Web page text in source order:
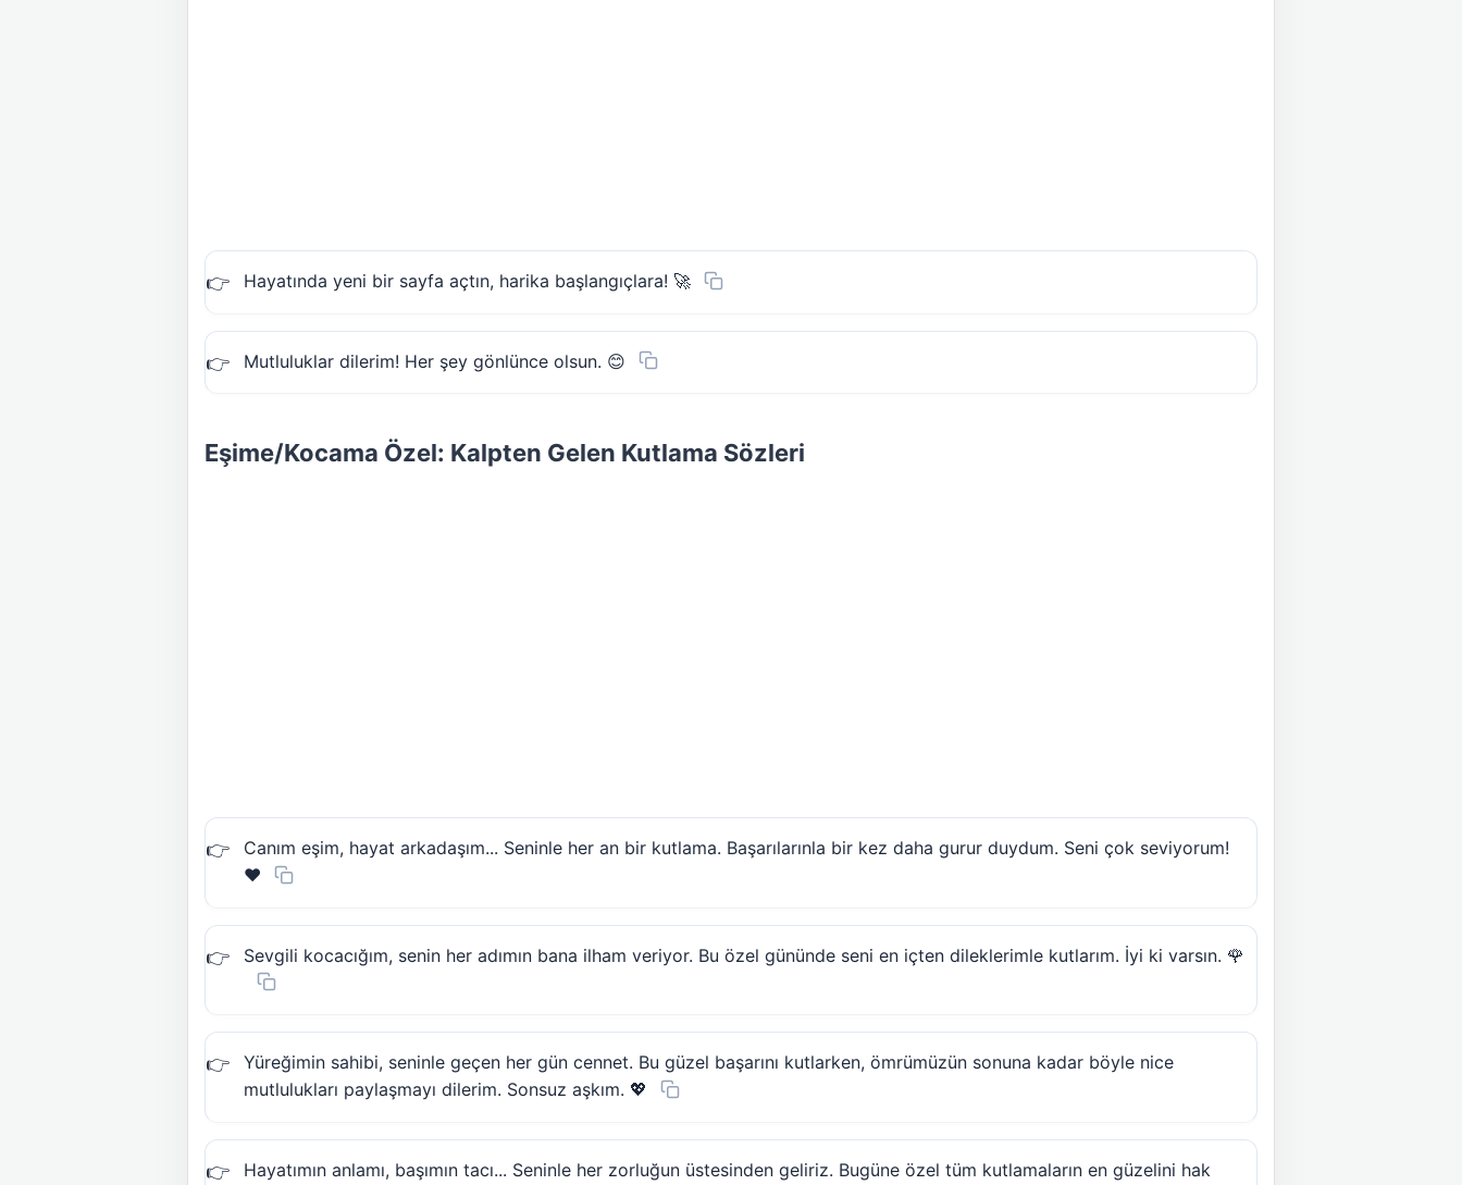
Hayatında yeni bir sayfa açtın, harika başlangıçlara! 🚀
Mutluluklar dilerim! Her şey gönlünce olsun. 😊
Eşime/Kocama Özel: Kalpten Gelen Kutlama Sözleri
Canım eşim, hayat arkadaşım... Seninle her an bir kutlama. Başarılarınla bir kez daha gurur duydum. Seni çok seviyorum!
❤️
Sevgili kocacığım, senin her adımın bana ilham veriyor. Bu özel gününde seni en içten dileklerimle kutlarım. İyi ki varsın. 🌹
Yüreğimin sahibi, seninle geçen her gün cennet. Bu güzel başarını kutlarken, ömrümüzün sonuna kadar böyle nice
mutlulukları paylaşmayı dilerim. Sonsuz aşkım. 💖
Hayatımın anlamı, başımın tacı... Seninle her zorluğun üstesinden geliriz. Bugüne özel tüm kutlamaların en güzelini hak